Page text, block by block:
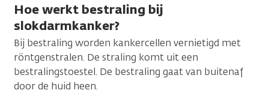
Hoe werkt bestraling bij
slokdarmkanker?
Bij bestraling worden kankercellen vernietigd met
röntgenstralen. De straling komt uit een
bestralingstoestel. De bestraling gaat van buitenaf
door de huid heen.